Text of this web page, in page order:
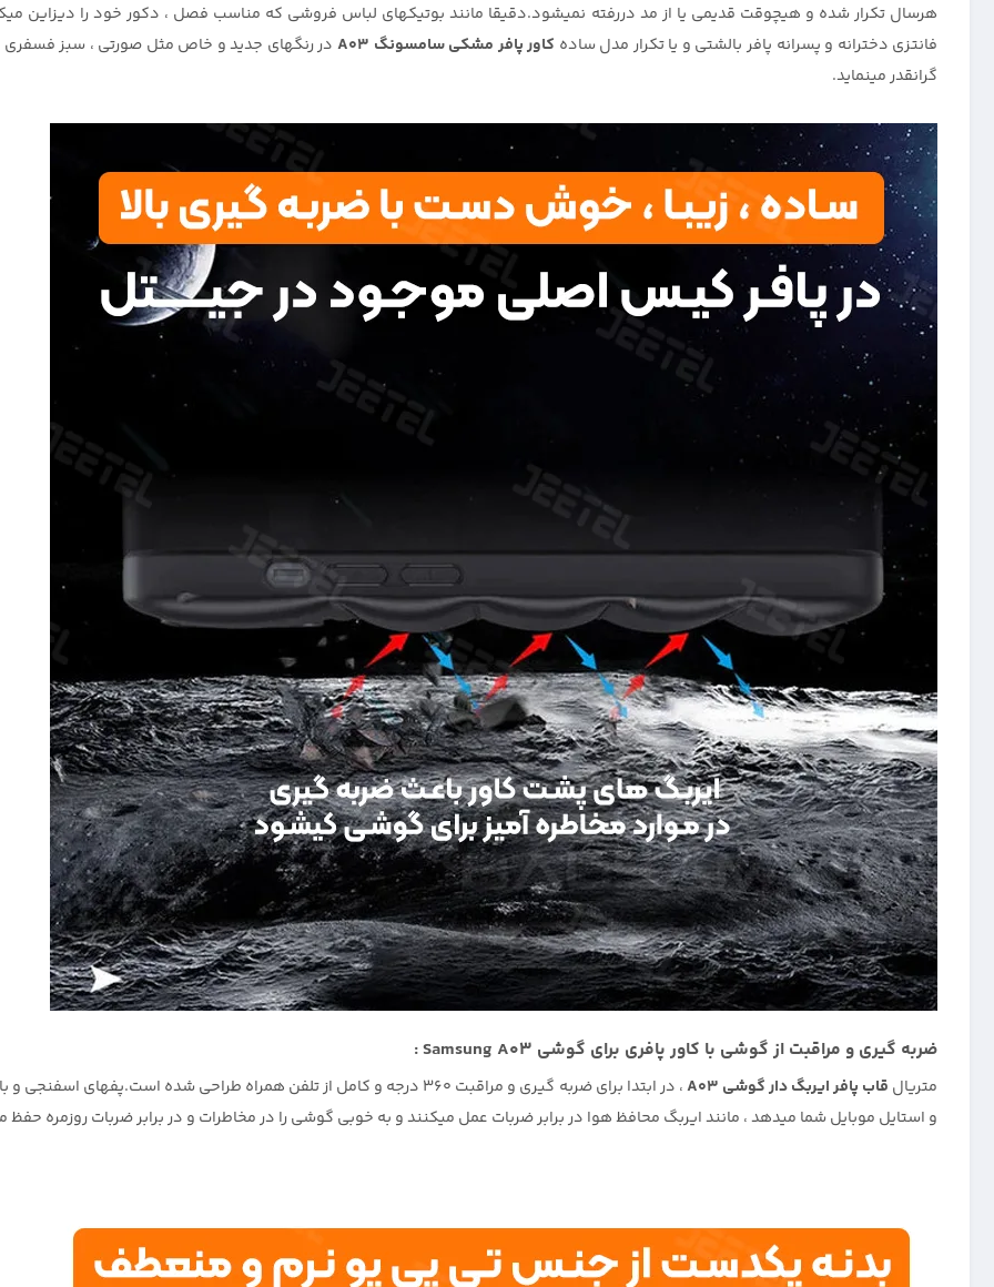
هرسال تکرار شده و هیچوقت قدیمی یا از مد دررفته نمیشود.دقیقا مانند بوتیکهای لباس فروشی که مناسب فصل ، دکور خود را دیزاین
فانتزی دخترانه و پسرانه پافر بالشتی و یا تکرار مدل ساده کاور پافر مشکی سامسونگ A03
در رنگهای جدید و خاص مثل صورتی ، سبز فسفری ،
گرانقدر مینماید.
ضربه گیری و مراقبت از گوشی با کاور پافری برای گوشی Samsung A03 :
متریال قاب پافر ایربگ دار گوشی A03
، در ابتدا برای ضربه گیری و مراقبت 360 درجه و کامل از تلفن همراه طراحی شده
و استایل موبایل شما میدهد ، مانند ایربگ محافظ هوا در برابر ضربات عمل میکنند و به خوبی گوشی را در مخاطرات و در برابر ضربات روزمره حفظ